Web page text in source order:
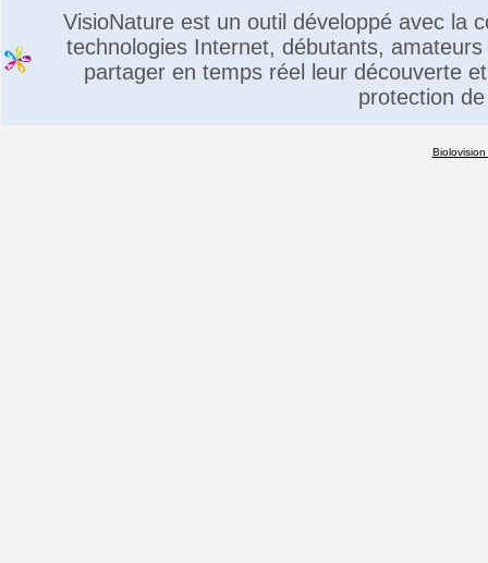
VisioNature est un outil développé avec la
technologies Internet, débutants,
partager en temps réel leur découverte
protection
Biolovision